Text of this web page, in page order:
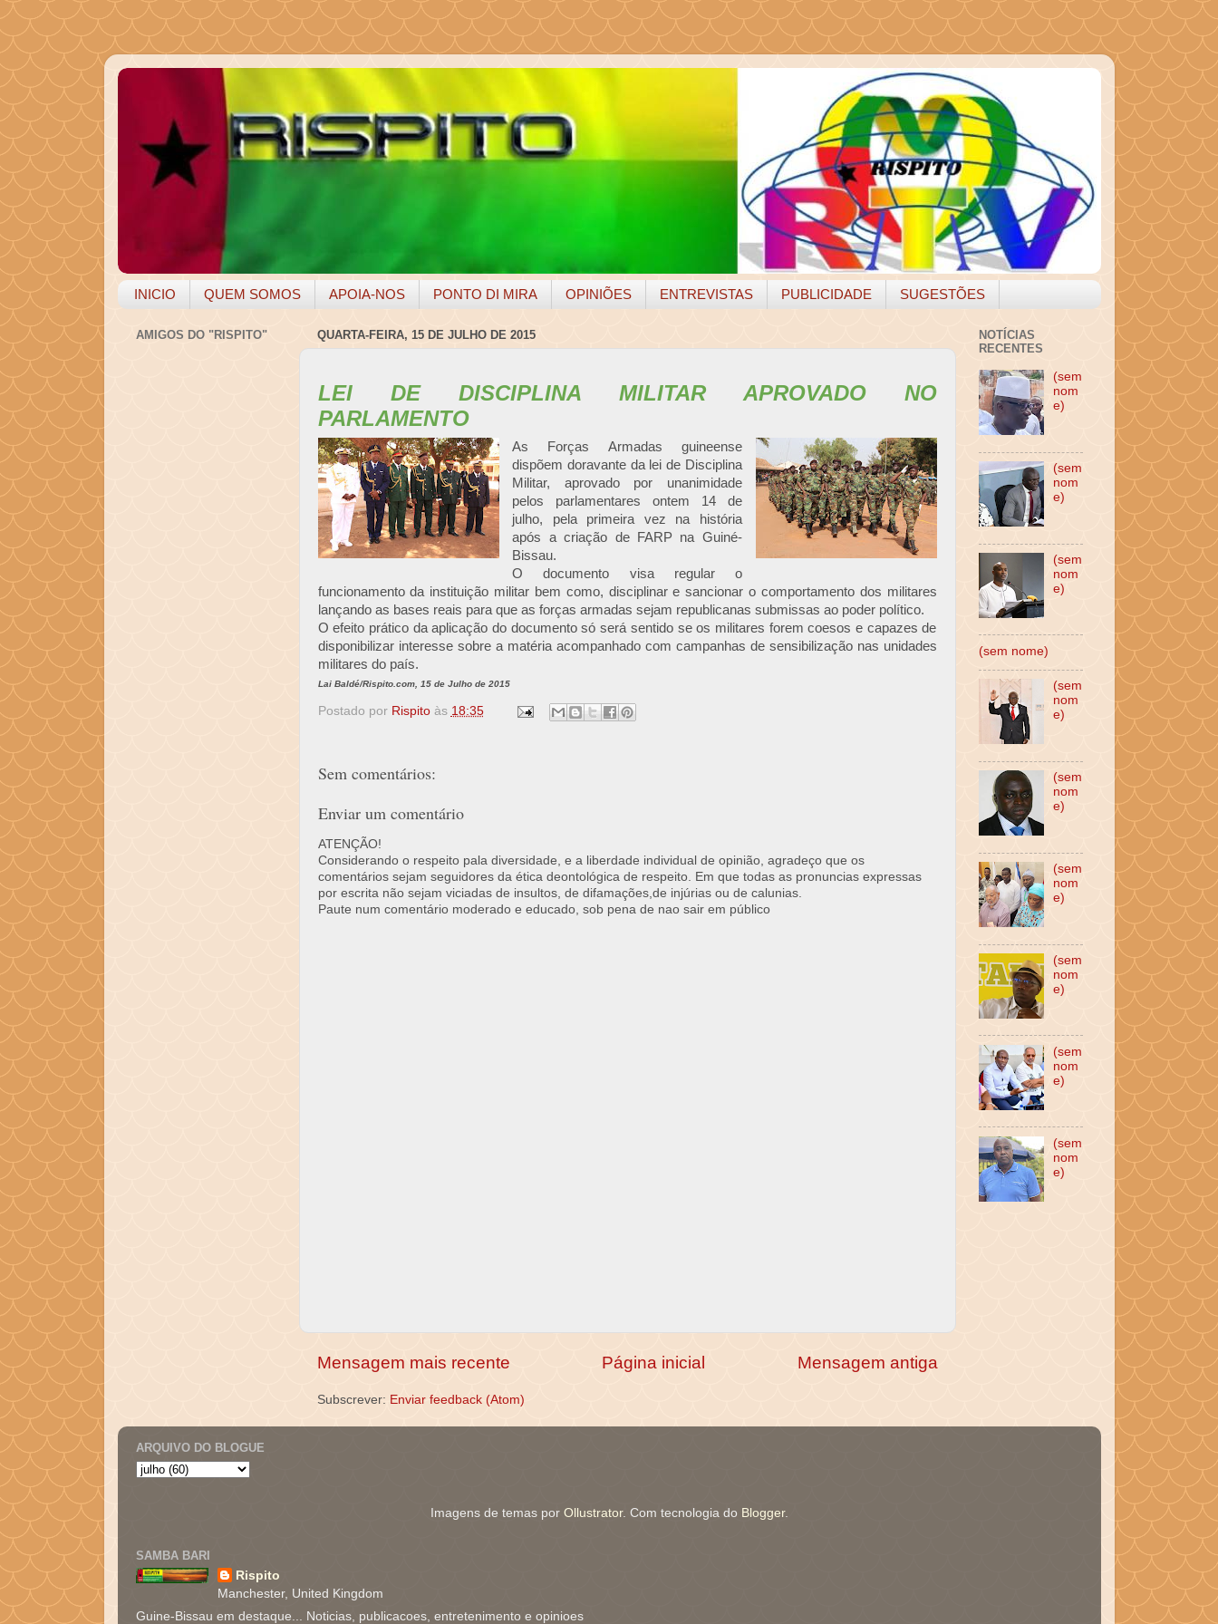
INICIO QUEM SOMOS APOIA-NOS PONTO DI MIRA OPINIÕES ENTREVISTAS PUBLICIDADE SUGESTÕES
QUARTA-FEIRA, 15 DE JULHO DE 2015
LEI DE DISCIPLINA MILITAR APROVADO NO
PARLAMENTO
As Forças Armadas guineense
dispõem doravante da lei de Disciplina
Militar, aprovado por unanimidade
pelos parlamentares ontem 14 de
julho, pela primeira vez na história
após a criação de FARP na Guiné-
Bissau.
O documento visa regular o
funcionamento da instituição militar bem como, disciplinar e sancionar o comportamento dos militares
lançando as bases reais para que as forças armadas sejam republicanas submissas ao poder político.
O efeito prático da aplicação do documento só será sentido se os militares forem coesos e capazes de
disponibilizar interesse sobre a matéria acompanhado com campanhas de sensibilização nas unidades
militares do país.
Lai Baldé/Rispito.com, 15 de Julho de 2015
Postado por Rispito às 18:35
Sem comentários:
Enviar um comentário
ATENÇÃO!
Considerando o respeito pala diversidade, e a liberdade individual de opinião, agradeço que os
comentários sejam seguidores da ética deontológica de respeito. Em que todas as pronuncias expressas
por escrita não sejam viciadas de insultos, de difamações,de injúrias ou de calunias.
Paute num comentário moderado e educado, sob pena de nao sair em público
Mensagem mais recente Mensagem antiga
Página inicial
Subscrever: Enviar feedback (Atom)
AMIGOS DO "RISPITO"
NOTÍCIAS
RECENTES
(sem
nom
e)
(sem
nom
e)
(sem
nom
e)
(sem nome)
(sem
nom
e)
(sem
nom
e)
(sem
nom
e)
(sem
nom
e)
(sem
nom
e)
(sem
nom
e)
ARQUIVO DO BLOGUE
Imagens de temas por Ollustrator. Com tecnologia do Blogger.
SAMBA BARI
Rispito
Manchester, United Kingdom
Guine-Bissau em destaque... Noticias, publicacoes, entretenimento e opinioes